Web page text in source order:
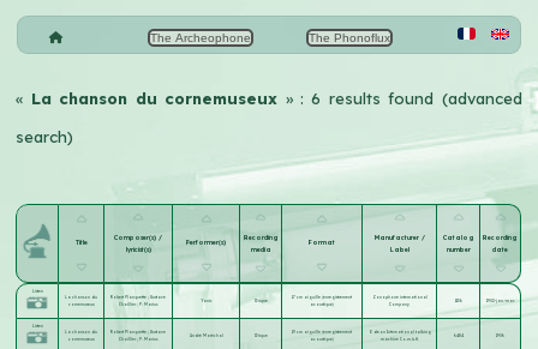
The Archeophone The Phonoflux
« La chanson du cornemuseux » : 6 results found (advanced
search)
Title
Composer(s) /
lyricist(s)
Performer(s)
Recording
media
Format
Manufacturer /
Label
Catalog
number
Recording
date
Listen
La chanson du
cornemuseux
Robert Planquette; Gustave
Chaillier; P. Marius
Yanic Disque
17 cm aiguille (enregistrement
acoustique)
Zonophone international
Company
1136 1902-jan.-mar.
Listen
La chanson du
cornemuseux
Robert Planquette; Gustave
Chaillier; P. Marius
André Maréchal Disque
19 cm aiguille (enregistrement
acoustique)
Odeon International talking
machine Co.m.b.H.
6484 1906